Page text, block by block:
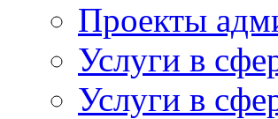
Проекты
Услуги в
Услуги в